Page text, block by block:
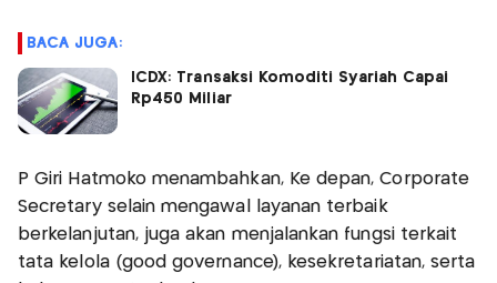
BACA JUGA:
ICDX: Transaksi Komoditi Syariah Capai
Rp450 Miliar
P Giri Hatmoko menambahkan, Ke depan, Corporate
Secretary selain mengawal layanan terbaik
berkelanjutan, juga akan menjalankan fungsi terkait
tata kelola (good governance), kesekretariatan, serta